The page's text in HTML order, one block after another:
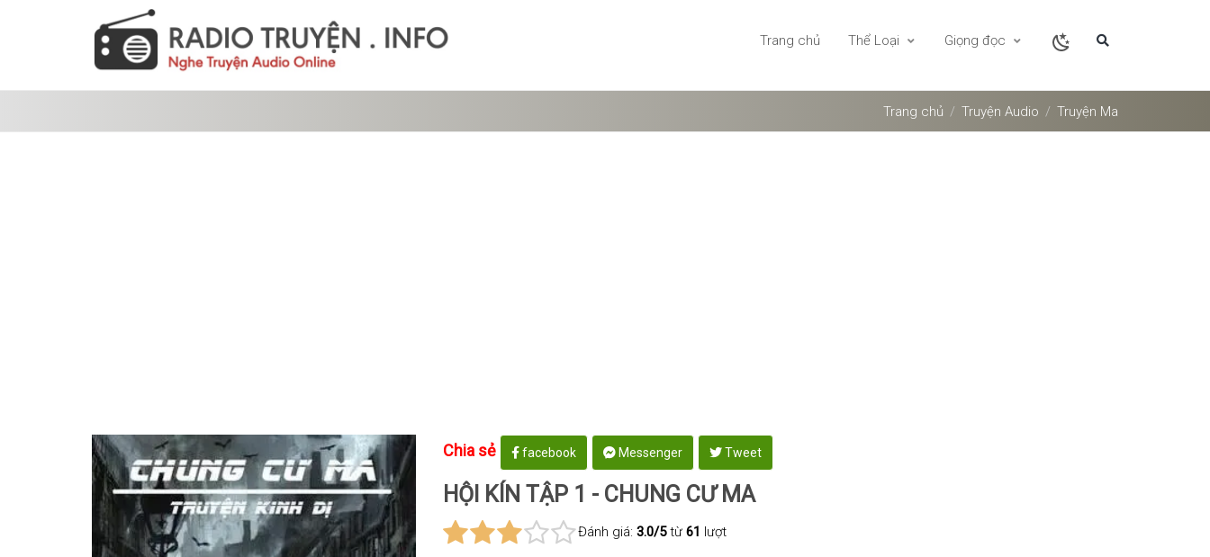
Trang chủ Thể Loại Giọng đọc
Trang chủ Truyện Audio Truyện Ma
Chia sẻ facebook Messenger Tweet
HỘI KÍN TẬP 1 - CHUNG CƯ MA
Đánh giá: 3.0/5từ 61 lượt